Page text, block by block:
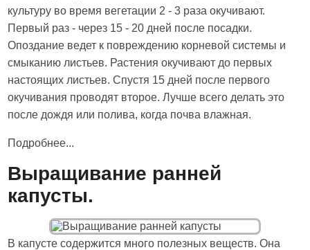
культуру во время вегетации 2 - 3 раза окучивают.
Первый раз - через 15 - 20 дней после посадки.
Опоздание ведет к повреждению корневой системы и
смыканию листьев. Растения окучивают до первых
настоящих листьев. Спустя 15 дней после первого
окучивания проводят второе. Лучше всего делать это
после дождя или полива, когда почва влажная.
Подробнее...
Выращивание ранней
капусты.
В капусте содержится много полезных веществ. Она